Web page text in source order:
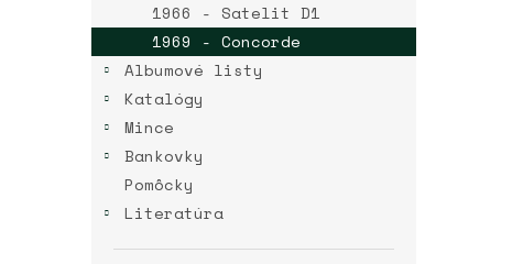
1966 - Satelit D1
1969 - Concorde
Albumové listy
Katalógy
Mince
Bankovky
Pomôcky
Literatúra